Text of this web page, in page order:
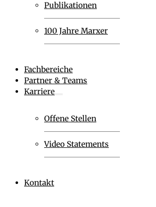
Publikationen
100 Jahre Marxer
Fachbereiche
Partner & Teams
Karriere
Offene Stellen
Video Statements
Kontakt